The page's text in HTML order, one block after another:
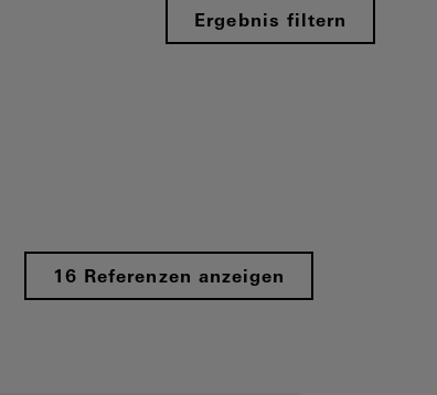
Ergebnis filtern
16 Referenzen anzeigen